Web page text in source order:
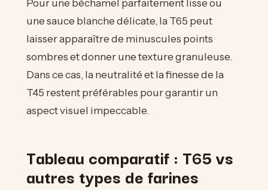
Pour une béchamel parfaitement lisse ou
une sauce blanche délicate, la T65 peut
laisser apparaître de minuscules points
sombres et donner une texture granuleuse.
Dans ce cas, la neutralité et la finesse de la
T45 restent préférables pour garantir un
aspect visuel impeccable.
Tableau comparatif : T65 vs
autres types de farines